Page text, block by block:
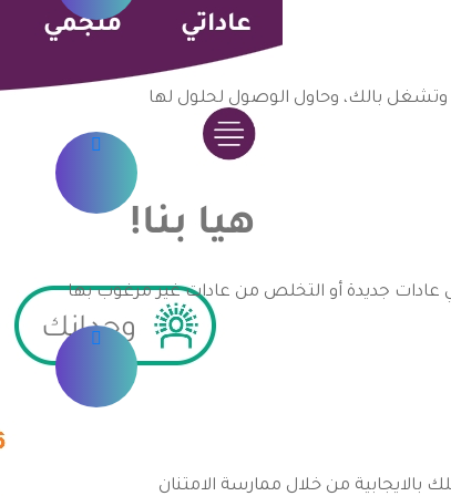
وتشغل بالك، وحاول الوصول لحلول لها
جديدة أو التخلص من عادات غير مرغوب بها
بالايجابية من خلال ممارسة الامتنان